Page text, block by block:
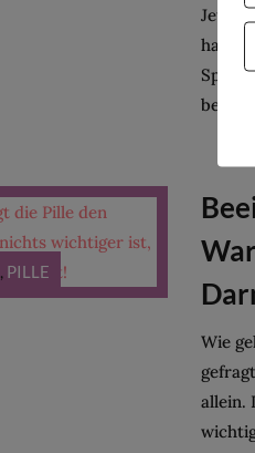
Jetzt
haben
PILLE
Wie
allein.